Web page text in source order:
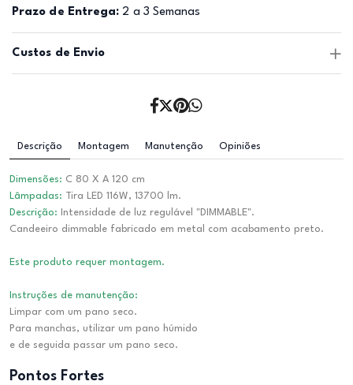
Prazo de Entrega: 2 a 3 Semanas
Custos de Envio
Descrição Montagem Manutenção Opiniões
Dimensões: C 80 X A 120 cm
Lâmpadas: Tira LED 116W, 13700 lm.
Descrição:
Intensidade de luz regulável "DIMMABLE".
Candeeiro dimmable fabricado em metal com acabamento preto.
Este produto requer montagem.
Instruções de manutenção:
Limpar com um pano seco.
Para manchas, utilizar um pano húmido
e de seguida passar um pano seco.
Pontos Fortes